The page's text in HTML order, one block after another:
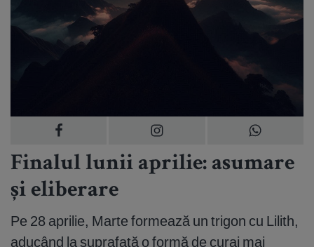
Finalul lunii aprilie: asumare
și eliberare
Pe 28 aprilie, Marte formează un trigon cu Lilith,
aducând la suprafață o formă de curaj mai